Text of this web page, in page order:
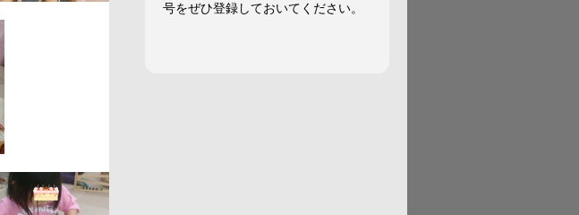
号をぜひ登録しておいてください。